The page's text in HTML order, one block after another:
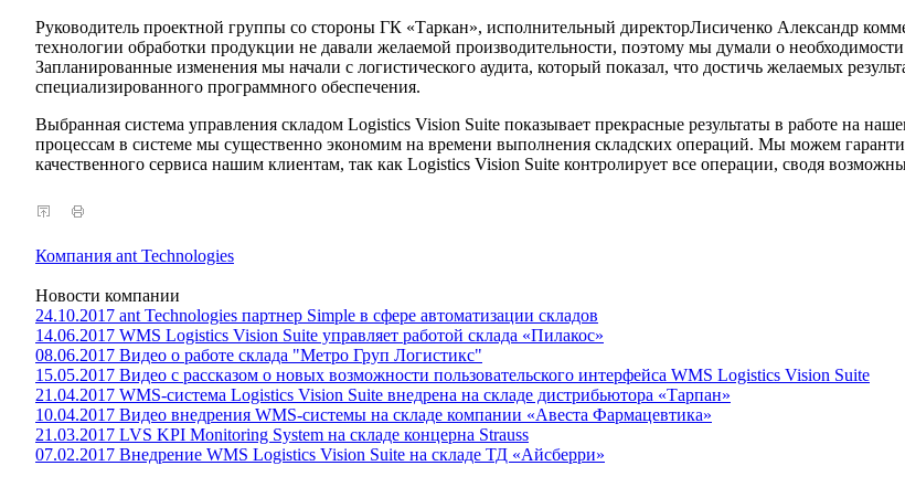
Руководитель проектной группы со стороны ГК «Таркан», исполнительный директорЛисиченко Александр
технологии обработки продукции не давали желаемой производительности, поэтому мы думали о
Запланированные изменения мы начали с логистического аудита, который показал, что достичь желаемых
специализированного программного обеспечения.
Выбранная система управления складом Logistics Vision Suite показывает прекрасные результаты в работе на
процессам в системе мы существенно экономим на времени выполнения складских операций. Мы можем
качественного сервиса нашим клиентам, так как Logistics Vision Suite контролирует все операции, сводя
Компания ant Technologies
Новости компании
24.10.2017 ant Technologies партнер Simple в сфере автоматизации складов
14.06.2017 WMS Logistics Vision Suite управляет работой склада «Пилакос»
08.06.2017 Видео о работе склада "Метро Груп Логистикс"
15.05.2017 Видео с рассказом о новых возможности пользовательского интерфейса WMS Logistics Vision Suite
21.04.2017 WMS-система Logistics Vision Suite внедрена на складе дистрибьютора «Тарпан»
10.04.2017 Видео внедрения WMS-системы на складе компании «Авеста Фармацевтика»
21.03.2017 LVS KPI Monitoring System на складе концерна Strauss
07.02.2017 Внедрение WMS Logistics Vision Suite на складе ТД «Айсберри»